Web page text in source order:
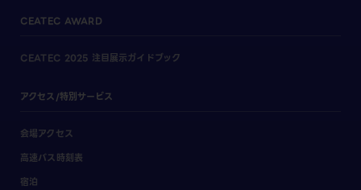
CEATEC AWARD
CEATEC 2025 注目展示ガイドブック
アクセス/特別サービス
会場アクセス
高速バス時刻表
宿泊